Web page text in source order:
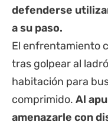
defenderse
a su paso.
El enfrentamiento
tras golpear al
habitación para
comprimido. Al
amenazarle con